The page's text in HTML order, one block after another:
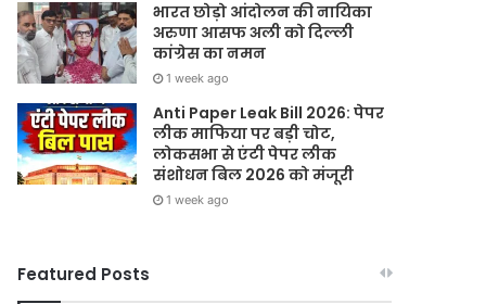
भारत छोड़ो आंदोलन की नायिका
अरुणा आसफ अली को दिल्ली
कांग्रेस का नमन
1 week ago
Anti Paper Leak Bill 2026: पेपर
लीक माफिया पर बड़ी चोट,
लोकसभा से एंटी पेपर लीक
संशोधन बिल 2026 को मंजूरी
1 week ago
Featured Posts